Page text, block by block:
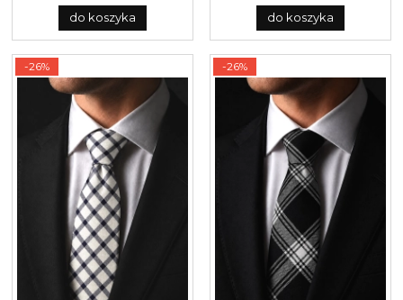
do koszyka
do koszyka
-26% -26%